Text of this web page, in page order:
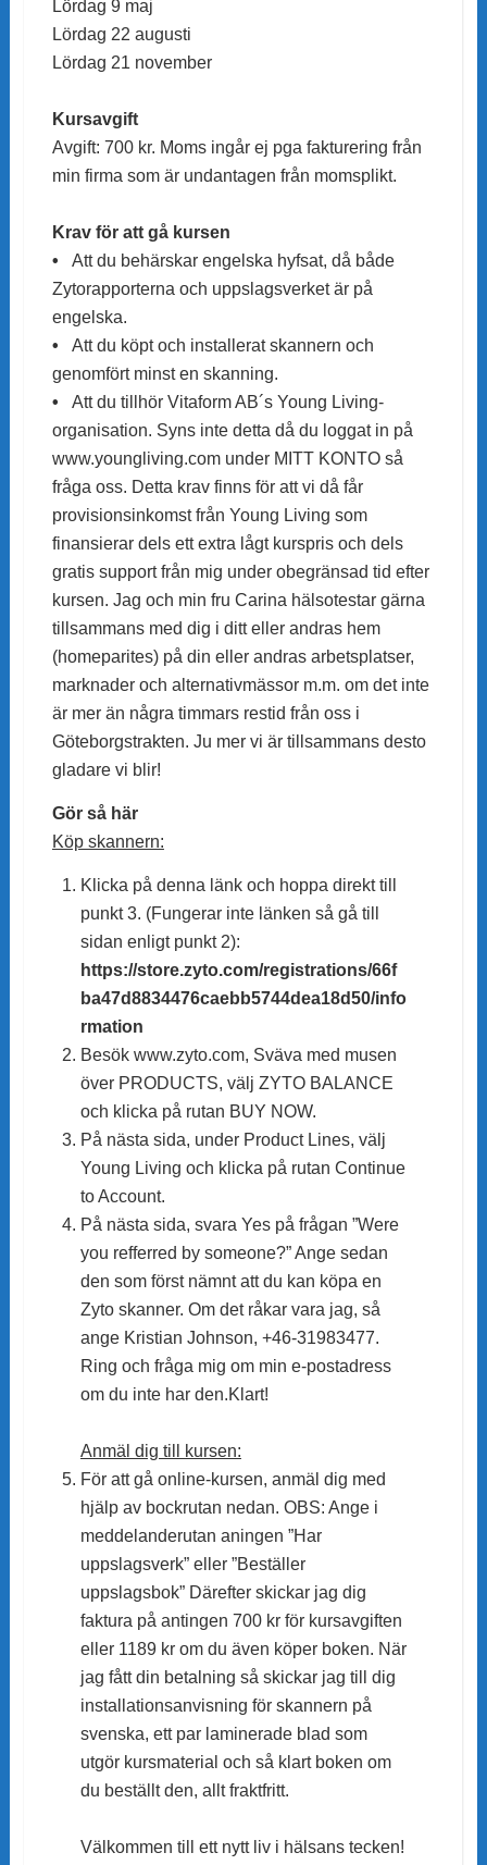
Lördag 9 maj
Lördag 22 augusti
Lördag 21 november
Kursavgift
Avgift: 700 kr. Moms ingår ej pga fakturering från
min firma som är undantagen från momsplikt.
Krav för att gå kursen
• Att du behärskar engelska hyfsat, då både
Zytorapporterna och uppslagsverket är på
engelska.
• Att du köpt och installerat skannern och
genomfört minst en skanning.
• Att du tillhör Vitaform AB´s Young Living-
organisation. Syns inte detta då du loggat in på
www.youngliving.com under MITT KONTO så
fråga oss. Detta krav finns för att vi då får
provisionsinkomst från Young Living som
finansierar dels ett extra lågt kurspris och dels
gratis support från mig under obegränsad tid efter
kursen. Jag och min fru Carina hälsotestar gärna
tillsammans med dig i ditt eller andras hem
(homeparites) på din eller andras arbetsplatser,
marknader och alternativmässor m.m. om det inte
är mer än några timmars restid från oss i
Göteborgstrakten. Ju mer vi är tillsammans desto
gladare vi blir!
Gör så här
Köp skannern:
Klicka på denna länk och hoppa direkt till
punkt 3. (Fungerar inte länken så gå till
sidan enligt punkt 2):
https://store.zyto.com/registrations/66f
ba47d8834476caebb5744dea18d50/info
rmation
Besök www.zyto.com, Sväva med musen
över PRODUCTS, välj ZYTO BALANCE
och klicka på rutan BUY NOW.
På nästa sida, under Product Lines, välj
Young Living och klicka på rutan Continue
to Account.
På nästa sida, svara Yes på frågan ”Were
you refferred by someone?” Ange sedan
den som först nämnt att du kan köpa en
Zyto skanner. Om det råkar vara jag, så
ange Kristian Johnson, +46-31983477.
Ring och fråga mig om min e-postadress
om du inte har den.Klart!
Anmäl dig till kursen:
För att gå online-kursen, anmäl dig med
hjälp av bockrutan nedan. OBS: Ange i
meddelanderutan aningen ”Har
uppslagsverk” eller ”Beställer
uppslagsbok” Därefter skickar jag dig
faktura på antingen 700 kr för kursavgiften
eller 1189 kr om du även köper boken. När
jag fått din betalning så skickar jag till dig
installationsanvisning för skannern på
svenska, ett par laminerade blad som
utgör kursmaterial och så klart boken om
du beställt den, allt fraktfritt.
Välkommen till ett nytt liv i hälsans tecken!